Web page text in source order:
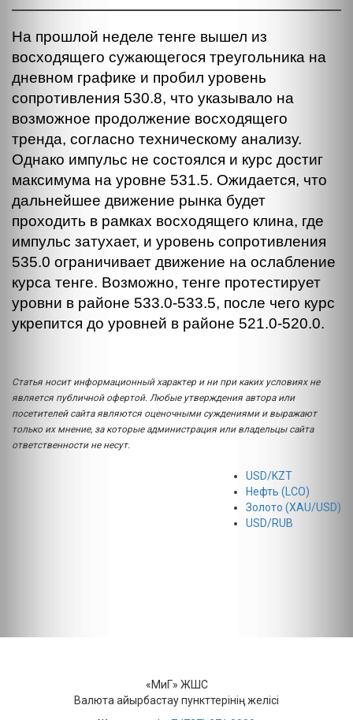
На прошлой неделе тенге вышел из
восходящего сужающегося треугольника на
дневном графике и пробил уровень
сопротивления 530.8, что указывало на
возможное продолжение восходящего
тренда, согласно техническому анализу.
Однако импульс не состоялся и курс достиг
максимума на уровне 531.5. Ожидается, что
дальнейшее движение рынка будет
проходить в рамках восходящего клина, где
импульс затухает, и уровень сопротивления
535.0 ограничивает движение на ослабление
курса тенге. Возможно, тенге протестирует
уровни в районе 533.0-533.5, после чего курс
укрепится до уровней в районе 521.0-520.0.
Статья носит информационный характер и ни при каких условиях не
является публичной офертой. Любые утверждения автора или
посетителей сайта являются оценочными суждениями и выражают
только их мнение, за которые администрация или владельцы сайта
ответственности не несут.
USD/KZT
Нефть (LCO)
Золото (XAU/USD)
USD/RUB
«МиГ» ЖШС
Валюта айырбастау пункттерінің желісі